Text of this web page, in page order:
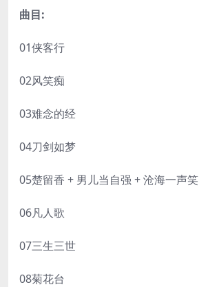
曲目:
01侠客行
02风笑痴
03难念的经
04刀剑如梦
05楚留香 + 男儿当自强 + 沧海一声笑
06凡人歌
07三生三世
08菊花台